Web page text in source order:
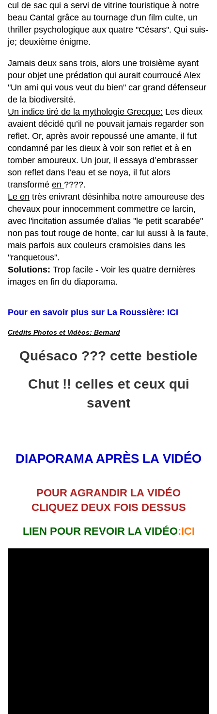
cul de sac qui a servi de vitrine touristique à notre
beau Cantal grâce au tournage d'un film culte, un
thriller psychologique aux quatre "Césars". Qui suis-
je; deuxième énigme.
Jamais deux sans trois, alors une troisième ayant
pour objet une prédation qui aurait courroucé Alex
"Un ami qui vous veut du bien" car grand défenseur
de la biodiversité.
Un indice tiré de la mythologie Grecque: Les dieux
avaient décidé qu’il ne pouvait jamais regarder son
reflet. Or, après avoir repoussé une amante, il fut
condamné par les dieux à voir son reflet et à en
tomber amoureux. Un jour, il essaya d’embrasser
son reflet dans l’eau et se noya, il fut alors
transformé en ????.
Le en très enivrant désinhiba notre amoureuse des
chevaux pour innocemment commettre ce larcin,
avec l'incitation assumée d'alias "le petit scarabée"
non pas tout rouge de honte, car lui aussi à la faute,
mais parfois aux couleurs cramoisies dans les
"ranquetous".
Solutions: Trop facile - Voir les quatre dernières
images en fin du diaporama.
Pour en savoir plus sur La Roussière: ICI
Crédits Photos et Vidéos: Bernard
Quésaco ??? cette bestiole
Chut !! celles et ceux qui
savent
DIAPORAMA APRÈS LA VIDÉO
POUR AGRANDIR LA VIDÉO
CLIQUEZ DEUX FOIS DESSUS
LIEN POUR REVOIR LA VIDÉO:ICI